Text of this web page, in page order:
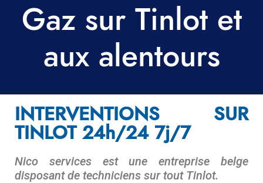
Gaz sur Tinlot et
aux alentours
INTERVENTIONS SUR
TINLOT 24h/24 7j/7
Nico services est une entreprise belge
disposant de techniciens sur tout Tinlot.